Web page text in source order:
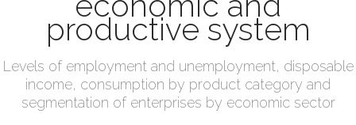
productive system
Levels of employment and unemployment, disposable
income, consumption by product category and
segmentation of enterprises by economic sector